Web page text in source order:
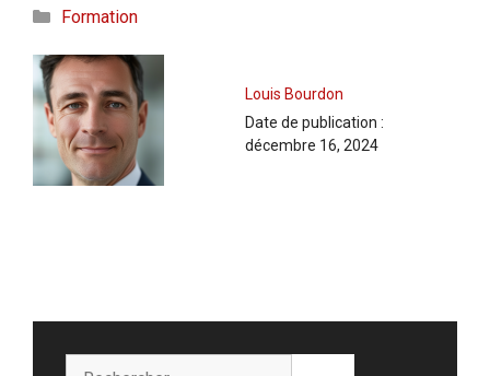
Catégories
Formation
Louis Bourdon
Date de publication :
décembre 16, 2024